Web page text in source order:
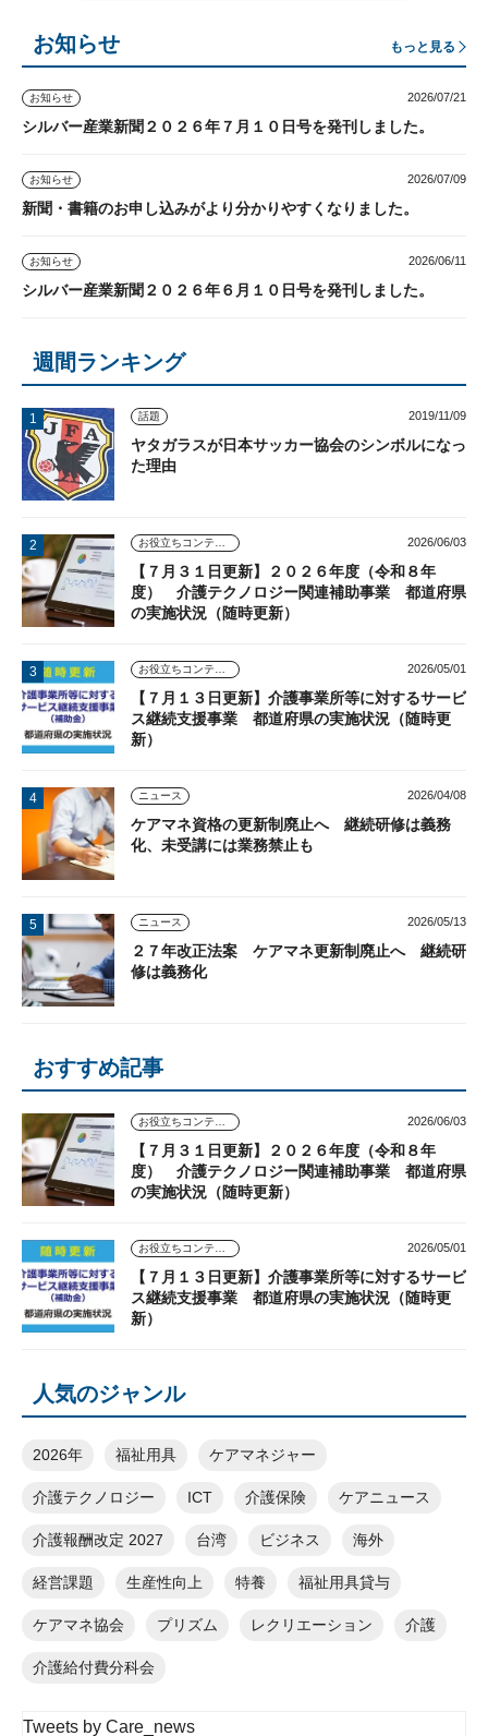
お知らせ もっと見る
お知らせ 2026/07/21
シルバー産業新聞２０２６年７月１０日号を発刊しました。
お知らせ 2026/07/09
新聞・書籍のお申し込みがより分かりやすくなりました。
お知らせ 2026/06/11
シルバー産業新聞２０２６年６月１０日号を発刊しました。
週間ランキング
話題 2019/11/09
ヤタガラスが日本サッカー協会のシンボルになっ
た理由
お役立ちコンテンツ 2026/06/03
【７月３１日更新】２０２６年度（令和８年
度） 介護テクノロジー関連補助事業 都道府県
の実施状況（随時更新）
お役立ちコンテンツ 2026/05/01
【７月１３日更新】介護事業所等に対するサービ
ス継続支援事業 都道府県の実施状況（随時更
新）
ニュース 2026/04/08
ケアマネ資格の更新制廃止へ 継続研修は義務
化、未受講には業務禁止も
ニュース 2026/05/13
２７年改正法案 ケアマネ更新制廃止へ 継続研
修は義務化
おすすめ記事
お役立ちコンテンツ 2026/06/03
【７月３１日更新】２０２６年度（令和８年
度） 介護テクノロジー関連補助事業 都道府県
の実施状況（随時更新）
お役立ちコンテンツ 2026/05/01
【７月１３日更新】介護事業所等に対するサービ
ス継続支援事業 都道府県の実施状況（随時更
新）
人気のジャンル
2026年 福祉用具 ケアマネジャー
介護テクノロジー ICT 介護保険 ケアニュース
介護報酬改定 2027 台湾 ビジネス 海外
経営課題 生産性向上 特養 福祉用具貸与
ケアマネ協会 プリズム レクリエーション 介護
介護給付費分科会
Tweets by Care_news